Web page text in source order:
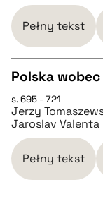
BIBTEX
pobierz cytat
Pełny tekst
CZYSTY TEKST
pobierz cytat
BIBTEX
Polska
s. 695 - 721
Jerzy
Jaroslav Valenta
Pełny tekst